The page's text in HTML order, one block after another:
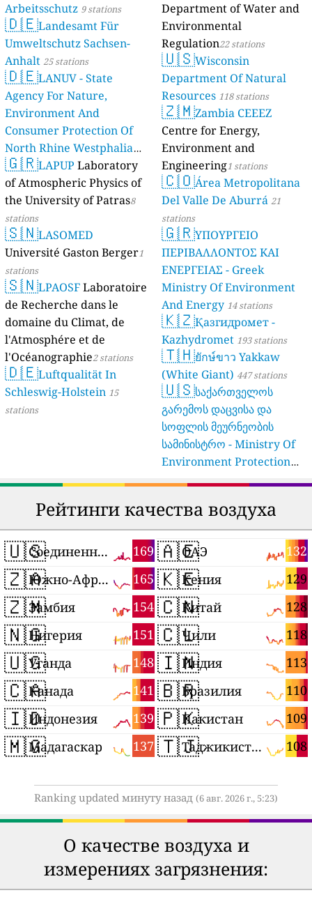
Arbeitsschutz 9 stations
🇩🇪Landesamt Für
Umweltschutz Sachsen-
Anhalt 25 stations
🇩🇪LANUV - State
Agency For Nature,
Environment And
Consumer Protection Of
North Rhine Westphalia
(Landesamt Für Natur,
Umwelt Und
Verbraucherschutz NRW)
61 stations
🇬🇷LAPUP Laboratory
of Atmospheric Physics of
the University of Patras8
stations
🇸🇳LASOMED
Université Gaston Berger1
stations
🇸🇳LPAOSF Laboratoire
de Recherche dans le
domaine du Climat, de
l'Atmosphére et de
l'Océanographie2 stations
🇩🇪Luftqualität In
Schleswig-Holstein 15
stations
Department of Water and
Environmental
Regulation22 stations
🇺🇸Wisconsin
Department Of Natural
Resources 118 stations
🇿🇲Zambia CEEEZ
Centre for Energy,
Environment and
Engineering1 stations
🇨🇴Área Metropolitana
Del Valle De Aburrá 21
stations
🇬🇷ΥΠΟΥΡΓΕΙΟ
ΠΕΡΙΒΑΛΛΟΝΤΟΣ ΚΑΙ
ΕΝΕΡΓΕΙΑΣ - Greek
Ministry Of Environment
And Energy 14 stations
🇰🇿Қазгидромет -
Kazhydromet 193 stations
🇹🇭ยักษ์ขาว Yakkaw
(White Giant) 447 stations
🇺🇸საქართველოს
გარემოს დაცვისა და
სოფლის მეურნეობის
სამინისტრო - Ministry Of
Environment Protection
Рейтинги качества воздуха
🇺🇸 169
Соединенные Штаты
🇿🇦 165
Южно-Африканская Республика
🇿🇲 154
Замбия
🇳🇬 151
Нигерия
🇺🇬 148
Уганда
🇨🇦 141
Канада
🇮🇩 139
Индонезия
🇲🇬 137
Мадагаскар
🇦🇪 132
ОАЭ
🇰🇪 129
Кения
🇨🇳 128
Китай
🇨🇱 118
Чили
🇮🇳 113
Индия
🇧🇷 110
Бразилия
🇵🇰 109
Пакистан
🇹🇯 108
Таджикистан
Ranking updated минуту назад (6 авг. 2026 г., 5:23)
О качестве воздуха и
измерениях загрязнения: